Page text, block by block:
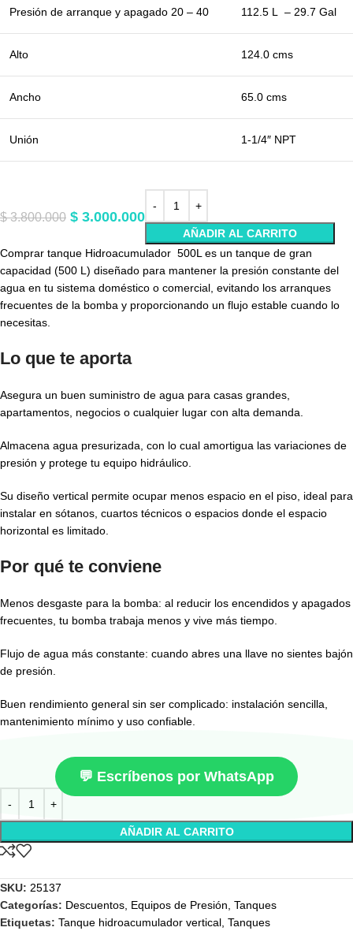
Presión de arranque y apagado 20 – 40 112.5 L – 29.7 Gal
Alto 124.0 cms
Ancho 65.0 cms
Unión 1-1/4″ NPT
$3.800.000 $ 3.000.000
AÑADIR AL CARRITO
Comprar tanque Hidroacumulador 500L es un tanque de gran
capacidad (500 L) diseñado para mantener la presión constante del
agua en tu sistema doméstico o comercial, evitando los arranques
frecuentes de la bomba y proporcionando un flujo estable cuando lo
necesitas.
Lo que te aporta
Asegura un buen suministro de agua para casas grandes,
apartamentos, negocios o cualquier lugar con alta demanda.
Almacena agua presurizada, con lo cual amortigua las variaciones de
presión y protege tu equipo hidráulico.
Su diseño vertical permite ocupar menos espacio en el piso, ideal para
instalar en sótanos, cuartos técnicos o espacios donde el espacio
horizontal es limitado.
Por qué te conviene
Menos desgaste para la bomba: al reducir los encendidos y apagados
frecuentes, tu bomba trabaja menos y vive más tiempo.
Flujo de agua más constante: cuando abres una llave no sientes bajón
de presión.
Buen rendimiento general sin ser complicado: instalación sencilla,
mantenimiento mínimo y uso confiable.
💬 Escríbenos por WhatsApp
AÑADIR AL CARRITO
SKU: 25137
Categorías: Descuentos Equipos de Presión Tanques
Etiquetas: Tanque hidroacumulador vertical Tanques